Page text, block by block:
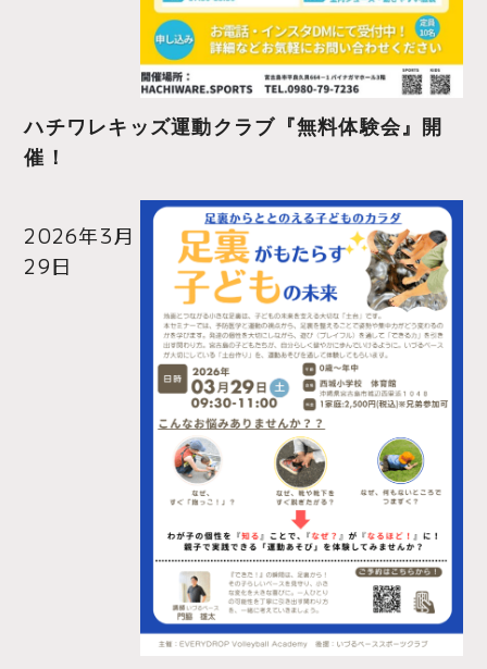
ハチワレキッズ運動クラブ『無料体験会』開
催！
2026年3月
29日